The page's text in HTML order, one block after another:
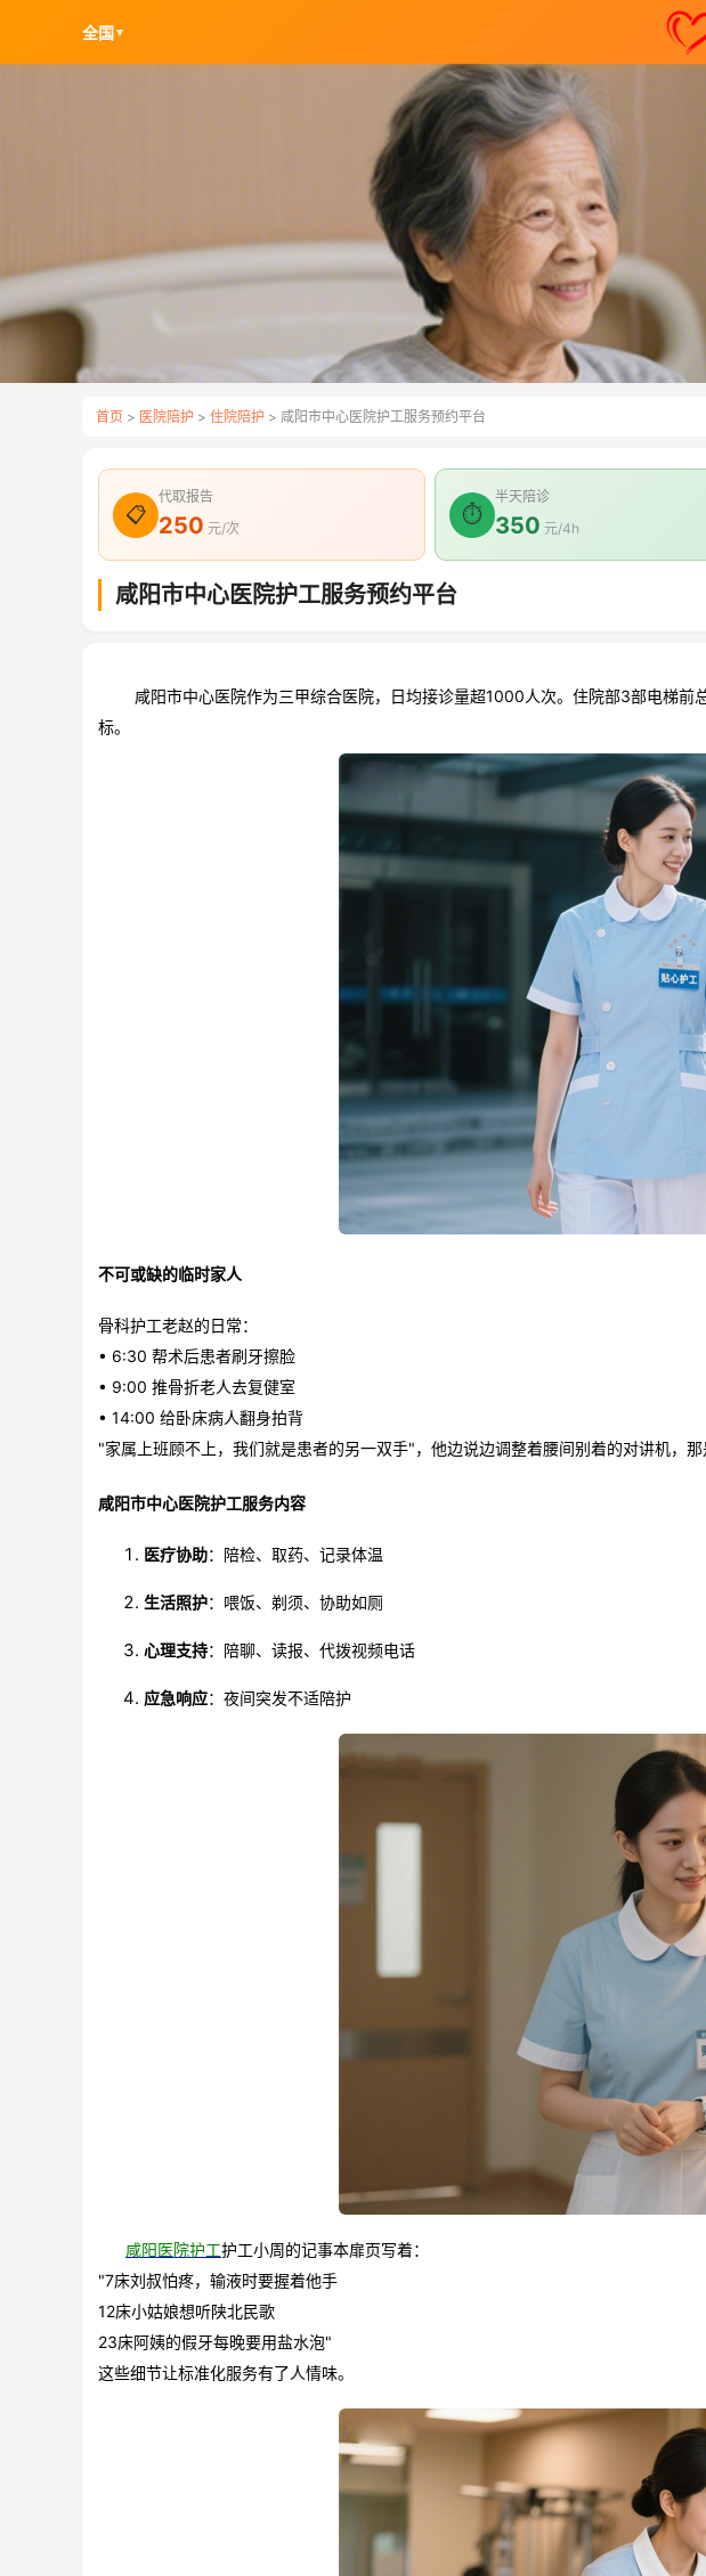
全国 ▼
首页 > 医院陪护 > 住院陪护 > 咸阳市中心医院护工服务预约平台
📋
代取报告
250 元/次
⏱
半天陪诊
350 元/4h
咸阳市中心医院护工服务预约平台
咸阳市中心医院作为三甲综合医院，日均接诊量超1000人次。住院部3部电梯前
标。
不可或缺的临时家人
骨科护工老赵的日常：
• 6:30 帮术后患者刷牙擦脸
• 9:00 推骨折老人去复健室
• 14:00 给卧床病人翻身拍背
"家属上班顾不上，我们就是患者的另一双手"，他边说边调整着腰间别着的对讲机，那
咸阳市中心医院护工服务内容
医疗协助：陪检、取药、记录体温
生活照护：喂饭、剃须、协助如厕
心理支持：陪聊、读报、代拨视频电话
应急响应：夜间突发不适陪护
咸阳医院护工护工小周的记事本扉页写着：
"7床刘叔怕疼，输液时要握着他手
12床小姑娘想听陕北民歌
23床阿姨的假牙每晚要用盐水泡"
这些细节让标准化服务有了人情味。